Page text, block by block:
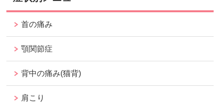
首の痛み
顎関節症
背中の痛み(猫背)
肩こり